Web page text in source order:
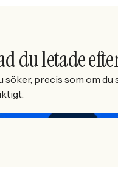
du letade
söker, precis som om